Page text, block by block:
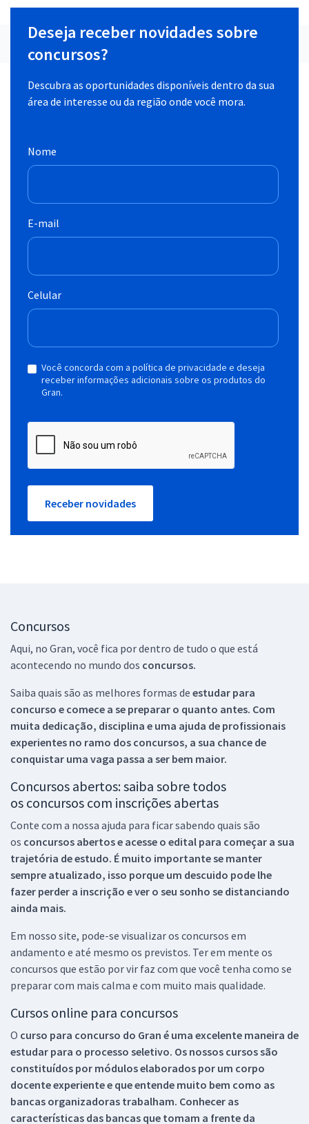
Deseja receber novidades sobre
concursos?
Descubra as oportunidades disponíveis dentro da sua
área de interesse ou da região onde você mora.
Nome
E-mail
Celular
Você concorda com a política de privacidade e deseja
receber informações adicionais sobre os produtos do
Gran.
Receber novidades
Concursos
Aqui, no Gran, você fica por dentro de tudo o que está
acontecendo no mundo dos concursos.
Saiba quais são as melhores formas de estudar para
concurso e comece a se preparar o quanto antes. Com
muita dedicação, disciplina e uma ajuda de profissionais
experientes no ramo dos concursos, a sua chance de
conquistar uma vaga passa a ser bem maior.
Concursos abertos: saiba sobre todos
os concursos com inscrições abertas
Conte com a nossa ajuda para ficar sabendo quais são
os concursos abertos e acesse o edital para começar a sua
trajetória de estudo. É muito importante se manter
sempre atualizado, isso porque um descuido pode lhe
fazer perder a inscrição e ver o seu sonho se distanciando
ainda mais.
Em nosso site, pode-se visualizar os concursos em
andamento e até mesmo os previstos. Ter em mente os
concursos que estão por vir faz com que você tenha como se
preparar com mais calma e com muito mais qualidade.
Cursos online para concursos
O curso para concurso do Gran é uma excelente maneira de
estudar para o processo seletivo. Os nossos cursos são
constituídos por módulos elaborados por um corpo
docente experiente e que entende muito bem como as
bancas organizadoras trabalham. Conhecer as
características das bancas que tomam a frente da